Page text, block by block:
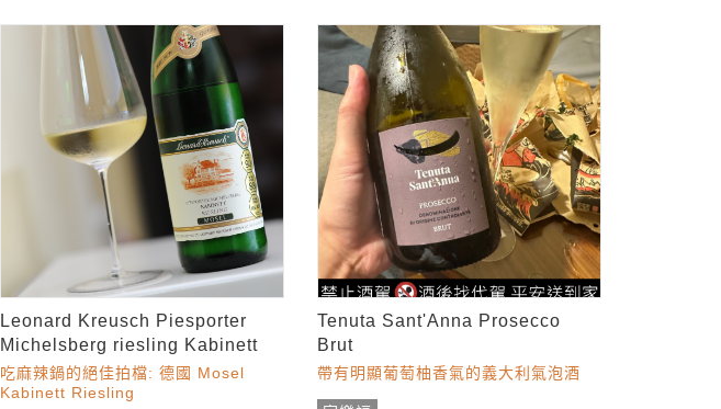
Leonard Kreusch Piesporter
Michelsberg riesling Kabinett
吃麻辣鍋的絕佳拍檔: 德國 Mosel
Kabinett Riesling
Tenuta Sant'Anna Prosecco
Brut
帶有明顯葡萄柚香氣的義大利氣泡酒